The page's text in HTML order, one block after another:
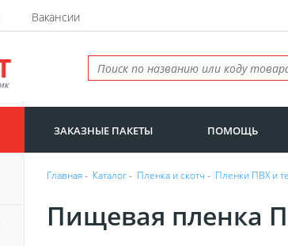
Вакансии
ЗАКАЗНЫЕ ПАКЕТЫ ПОМОЩЬ
Главная- Каталог- Пленка и скотч - Пленки ПВХ и
Пищевая пленка